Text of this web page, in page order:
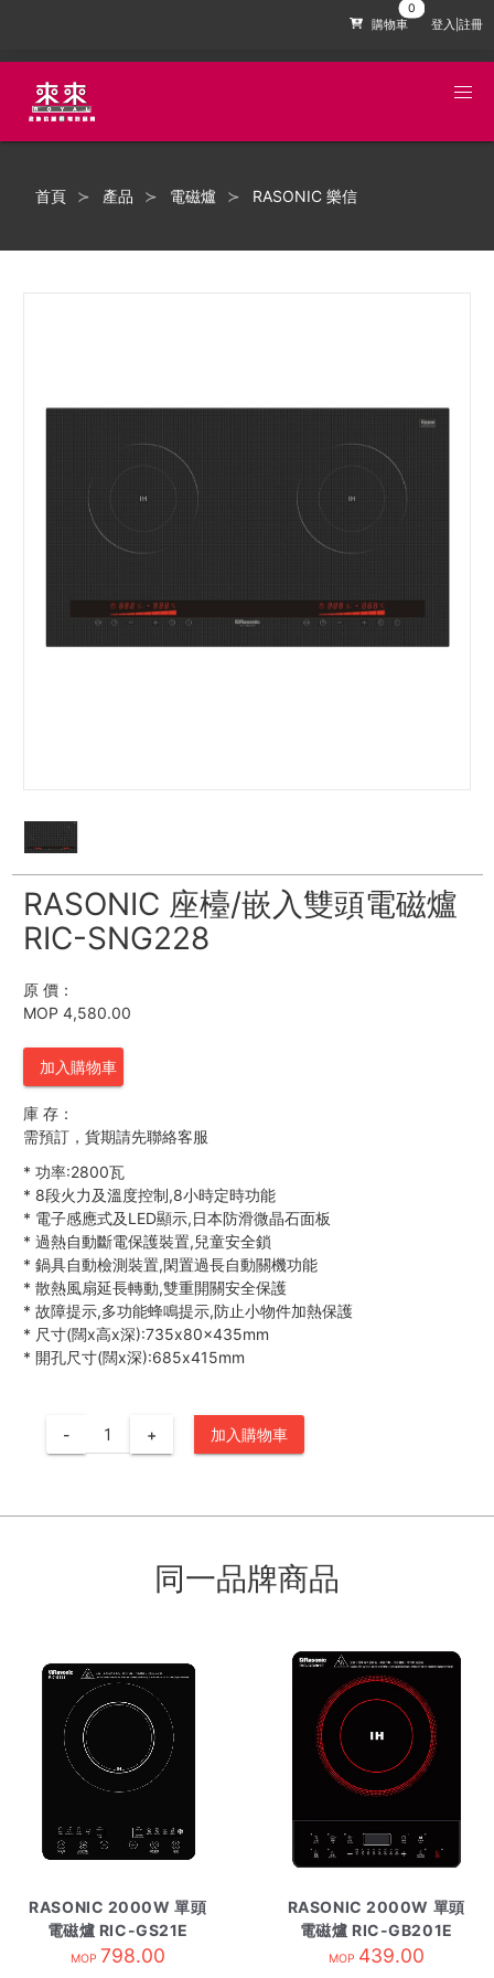
購物車 登入|註冊
首頁 產品 電磁爐 RASONIC 樂信
RASONIC 座檯/嵌入雙頭電磁爐
RIC-SNG228
原 價：
MOP 4,580.00
加入購物車
庫 存：
需預訂，貨期請先聯絡客服
* 功率:2800瓦
* 8段火力及溫度控制,8小時定時功能
* 電子感應式及LED顯示,日本防滑微晶石面板
* 過熱自動斷電保護裝置,兒童安全鎖
* 鍋具自動檢測裝置,閑置過長自動關機功能
* 散熱風扇延長轉動,雙重開關安全保護
* 故障提示,多功能蜂鳴提示,防止小物件加熱保護
* 尺寸(闊x高x深):735x80x435mm
* 開孔尺寸(闊x深):685x415mm
- + 加入購物車
同一品牌商品
RASONIC 2000W 單頭
電磁爐 RIC-GS21E
MOP 798.00
RASONIC 2000W 單頭
電磁爐 RIC-GB201E
MOP 439.00